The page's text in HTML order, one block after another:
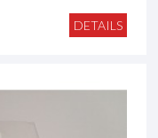
DETAILS